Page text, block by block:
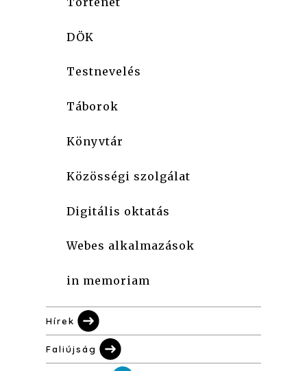
DÖK
Testnevelés
Táborok
Könyvtár
Közösségi szolgálat
Digitális oktatás
Webes alkalmazások
in memoriam
Hírek
Faliújság